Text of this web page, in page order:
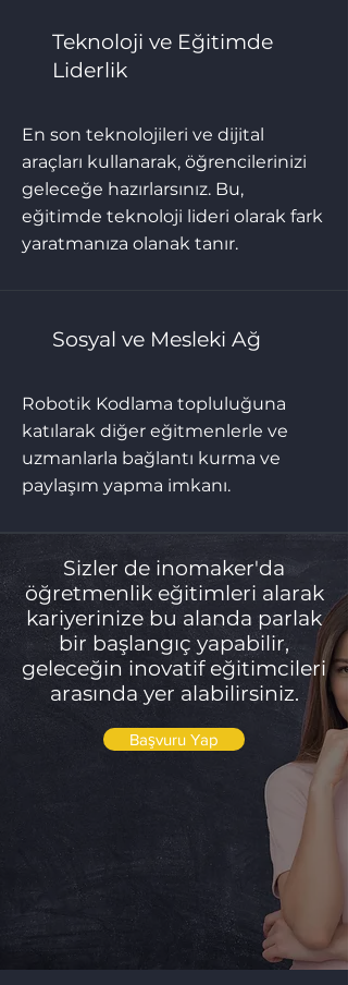
Teknoloji ve Eğitimde
Liderlik
En son teknolojileri ve dijital
araçları kullanarak, öğrencilerinizi
geleceğe hazırlarsınız. Bu,
eğitimde teknoloji lideri olarak fark
yaratmanıza olanak tanır.
Sosyal ve Mesleki Ağ
Robotik Kodlama topluluğuna
katılarak diğer eğitmenlerle ve
uzmanlarla bağlantı kurma ve
paylaşım yapma imkanı.
Sizler de inomaker'da
öğretmenlik eğitimleri alarak
kariyerinize bu alanda parlak
bir başlangıç yapabilir,
geleceğin inovatif eğitimcileri
arasında yer alabilirsiniz.
Başvuru Yap